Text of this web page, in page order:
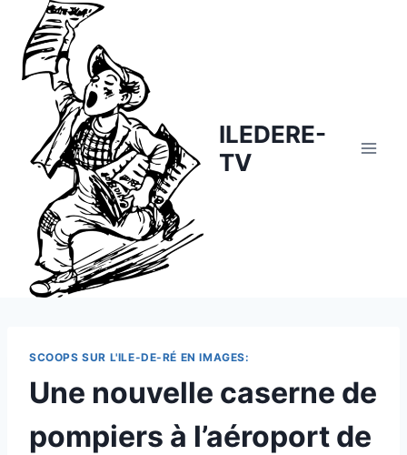
content
ILEDERE-
TV
SCOOPS SUR L'ILE-DE-RÉ EN IMAGES:
Une nouvelle caserne de
pompiers à l’aéroport de